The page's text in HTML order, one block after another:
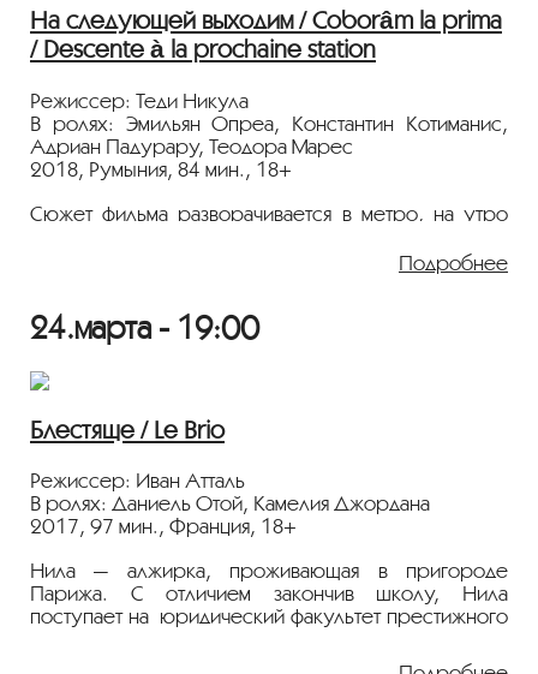
международного кинофестиваля 2015 «Золотой
Георгий» за лучший фильм
Трейлер
На следующей выходим / Coborâm la prima
/ Descente à la prochaine station
Режиссер: Теди Никула
В ролях: Эмильян Опреа, Константин Котиманис,
Адриан Падурару, Теодора Марес
2018, Румыния, 84 мин., 18+
Сюжет фильма разворачивается в метро, на утро
Бухареста. В остановившемся между станциями
составе поезда пассажиры вынуждены провести
истории объединяют прежде совершенно чужих
друг другу людей.
Трейлер
Подробнее
24.марта - 19:00
Блестяще / Le Brio
Режиссер: Иван Атталь
В ролях: Даниель Отой, Камелия Джордана
2017, 97 мин., Франция, 18+
Нила — алжирка, проживающая в пригороде
Парижа. С отличием закончив школу, Нила
поступает на юридический факультет престижного
девушки возникает конфликт на почве расизма с